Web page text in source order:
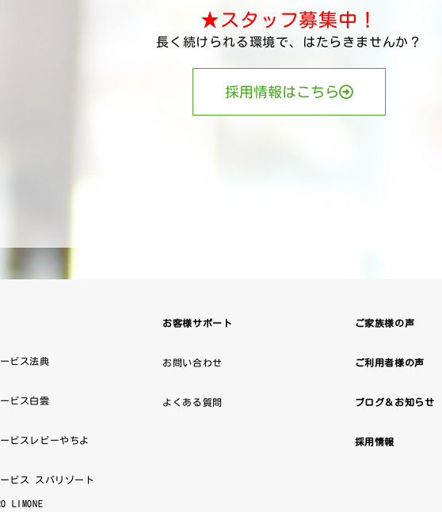
★スタッフ募集中！
長く続けられる環境で、はたらきませんか？
採用情報はこちら
ビス法典
ビス白雲
ビスレビーやちよ
ビス スパリゾート
LIMONE
お客様サポート
お問い合わせ
よくある質問
ご家族様の声
ご利用者様の声
ブログ＆お知らせ
採用情報